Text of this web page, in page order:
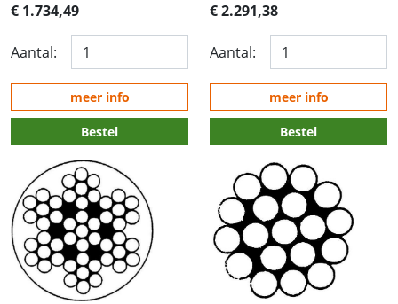
€ 1.734,49
Aantal:
meer info
Bestel
€ 2.291,38
Aantal:
meer info
Bestel